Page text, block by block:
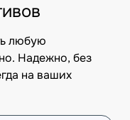
любую
Надежно, без
на ваших